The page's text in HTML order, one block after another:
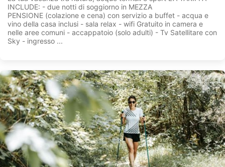
Intrattenimento e giochi saranno all’ordine del giorno in
compagnia del nostro staff dedicato e di un padrone di casa
molto speciale: Gnomo Mentino!
Presso la nostra struttura troverete tutto il necessario per il
confort dei vostri bimbi: seggioloni per la pappa, culle e
CIN:IT040001A12U7JOWPA
INCLUDE: - due notti di soggiorno in MEZZA
PENSIONE (colazione e cena) con servizio a buffet - acqua e
vino della casa inclusi - sala relax - wifi Gratuito in camera e
nelle aree comuni - accappatoio (solo adulti) - Tv Satellitare con
Sky - ingresso ...